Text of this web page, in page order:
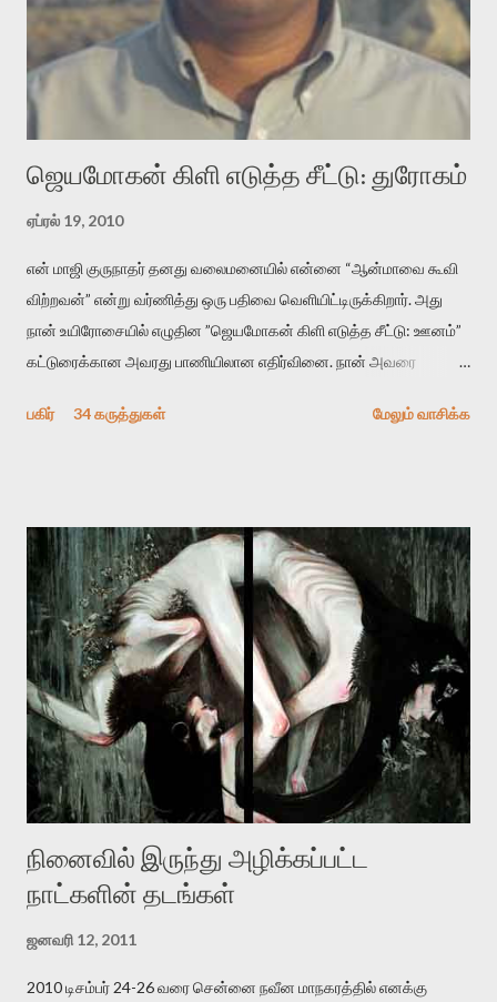
பயணப் படிமம் என்பது காக்னிடிவ் பொயடிக்ஸ் எனும் சமகால
விமர்சனத்தின் ஒரு முக்கிய கருவி. இக்கருவியை மனுஷ்யபுத்திரனின்
“காலை வணக்கங்கள்” எனும் ஒரு கவிதையில் சொருகப் போகிறோம்.
முதலில் கருவியை பழகுவோம். அன்றாட மொழியில் ஒன்று ம...
ஜெயமோகன் கிளி எடுத்த சீட்டு: துரோகம்
ஏப்ரல் 19, 2010
என் மாஜி குருநாதர் தனது வலைமனையில் என்னை “ஆன்மாவை கூவி
விற்றவன்” என்று வர்ணித்து ஒரு பதிவை வெளியிட்டிருக்கிறார். அது
நான் உயிரோசையில் எழுதின ”ஜெயமோகன் கிளி எடுத்த சீட்டு: ஊனம்”
கட்டுரைக்கான அவரது பாணியிலான எதிர்வினை. நான் அவரை
பதிவை படித்த நண்பர்கள் பலரும் அவருக்காக இரக்கப்பட்டார்கள்.
தனது இணையதளத்திலே தொடர்ந்து பதிவு செய்கிறார். உயிர்மை
இன்னும் சில வருடங்களுக்கு தனக்கு எதிராக எழுத்தாளர்களை ஏவி
விட்டபடி இருக்கும் என்று ஒரு அச்சத்தை வெளிப்படுத்தியபடி
இருக்கிறார். அவர் கடுமையான பாதுகாப்பின்மை மனநிலையில் உள்ளார்.
உயிர்மை அவரை தாக்க உத்தேசித்தாலும் இல்லை என்றாலும்
ஜெயமோகன் அந்த பிரமையால் தொடர்ந்து அச்சுறுத்தலுக்கு உள்ளாகி
உள்ளார். உங்களை பற்றின இந்த தாக்குதல் கூட இதன் வெளிப்பாடு தான்”.
உண்மையே! ராக்கி படத்தில் குத்துச்சண்டை வீரராக வரும் சில்வெஸ்டர்
ஓரிடத்தில் சொல்வார்: ...
பகிர் 34 கருத்துகள் மேலும் வாசிக்க
நினைவில் இருந்து அழிக்கப்பட்ட
நாட்களின் தடங்கள்
ஜனவரி 12, 2011
2010 டிசம்பர் 24-26 வரை சென்னை நவீன மாநகரத்தில் எனக்கு